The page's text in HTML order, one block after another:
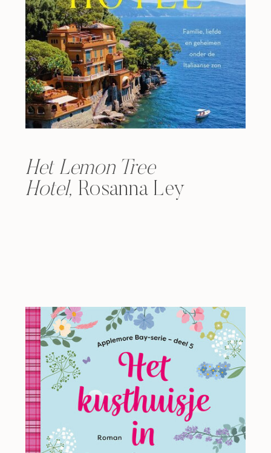
Het Lemon Tree
Hotel, Rosanna Ley